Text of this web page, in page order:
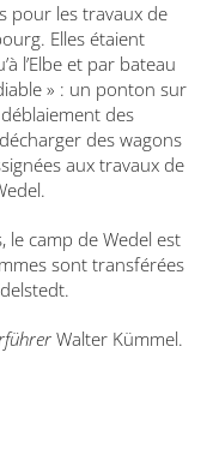
pour les travaux de
Elles étaient
l’Elbe et par bateau
» : un ponton sur
des
des wagons
aux travaux de
le camp de Wedel est
sont transférées
Walter Kümmel.